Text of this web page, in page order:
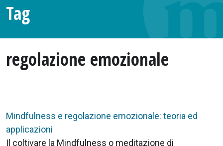
Tag
regolazione emozionale
Mindfulness e regolazione emozionale: teoria ed
applicazioni
Il coltivare la Mindfulness o meditazione di